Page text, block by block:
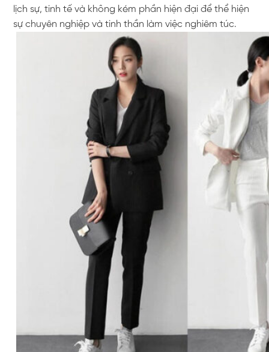
lịch sự, tinh tế và không kém phần hiện đại để thể hiện
sự chuyên nghiệp và tinh thần làm việc nghiêm túc.